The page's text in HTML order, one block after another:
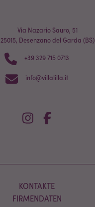
Via Nazario Sauro, 51
25015, Desenzano del Garda (BS)
+39 329 715 0713
info@villalilla.it
KONTAKTE
FIRMENDATEN